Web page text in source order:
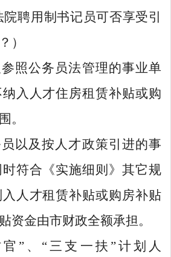
院聘用制书记员可否享受引
？ ）
照公务员法管理的事业单
入 人才住房租赁补贴或购
。
以及按人才政策引进的事
符合《实施细则》其它规
人才租赁补贴或购房补贴
贴资金由市财政全额承担 。
” 、 “三支一扶 ”计划人